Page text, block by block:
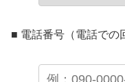
■ 電話番号（電話での